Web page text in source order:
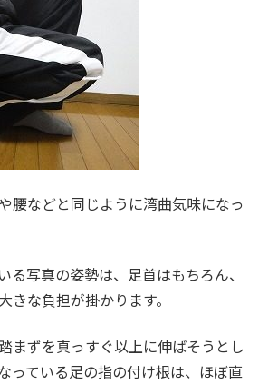
腰などと同じように湾曲気味になっ
る写真の姿勢は、足首はもちろん、
きな負担が掛かります。
まずを真っすぐ以上に伸ばそうとし
っている足の指の付け根は、ほぼ直